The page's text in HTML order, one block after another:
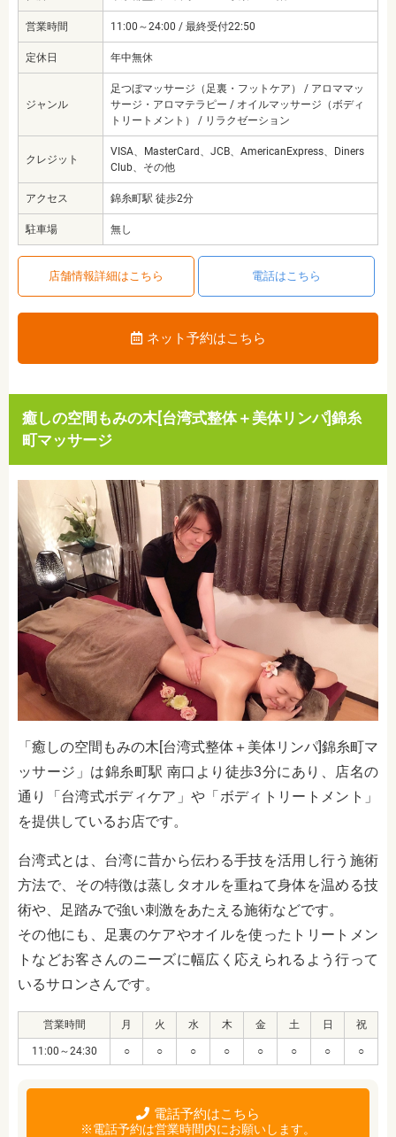
営業時間 11:00～24:00 / 最終受付22:50
定休日 年中無休
ジャンル
足つぼマッサージ（足裏・フットケア） / アロママッ
サージ・アロマテラピー / オイルマッサージ（ボディ
トリートメント） / リラクゼーション
クレジット
VISA、MasterCard、JCB、AmericanExpress、Diners
Club、その他
アクセス 錦糸町駅 徒歩2分
駐車場 無し
店舗情報詳細はこちら 電話はこちら
ネット予約はこちら
癒しの空間もみの木[台湾式整体＋美体リンパ]錦糸
町マッサージ
「癒しの空間もみの木[台湾式整体＋美体リンパ]錦糸町マ
ッサージ」は錦糸町駅 南口より徒歩3分にあり、店名の
通り「台湾式ボディケア」や「ボディトリートメント」
を提供しているお店です。
台湾式とは、台湾に昔から伝わる手技を活用し行う施術
方法で、その特徴は蒸しタオルを重ねて身体を温める技
術や、足踏みで強い刺激をあたえる施術などです。
その他にも、足裏のケアやオイルを使ったトリートメン
トなどお客さんのニーズに幅広く応えられるよう行って
いるサロンさんです。
営業時間 月 火 水 木 金 土 日 祝
11:00～24:30 ○ ○ ○ ○ ○ ○ ○ ○
電話予約はこちら
※電話予約は営業時間内にお願いします。